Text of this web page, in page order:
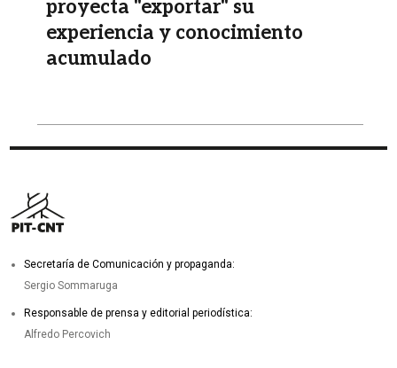
proyecta "exportar" su
experiencia y conocimiento
acumulado
Secretaría de Comunicación y propaganda:
Sergio Sommaruga
Responsable de prensa y editorial periodística:
Alfredo Percovich